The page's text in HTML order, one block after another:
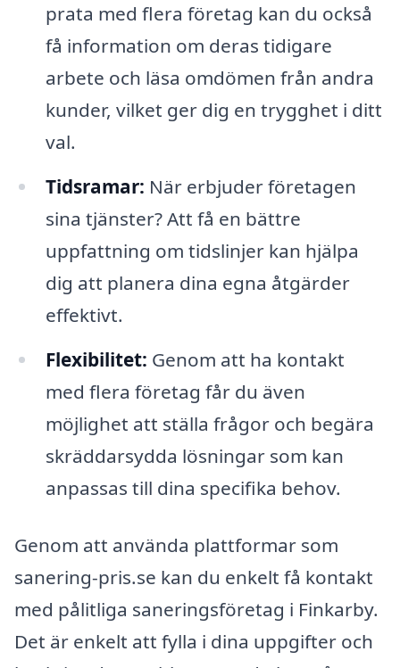
prata med flera företag kan du också
få information om deras tidigare
arbete och läsa omdömen från andra
kunder, vilket ger dig en trygghet i ditt
val.
Tidsramar: När erbjuder företagen
sina tjänster? Att få en bättre
uppfattning om tidslinjer kan hjälpa
dig att planera dina egna åtgärder
effektivt.
Flexibilitet: Genom att ha kontakt
med flera företag får du även
möjlighet att ställa frågor och begära
skräddarsydda lösningar som kan
anpassas till dina specifika behov.
Genom att använda plattformar som
sanering-pris.se kan du enkelt få kontakt
med pålitliga saneringsföretag i Finkarby.
Det är enkelt att fylla i dina uppgifter och